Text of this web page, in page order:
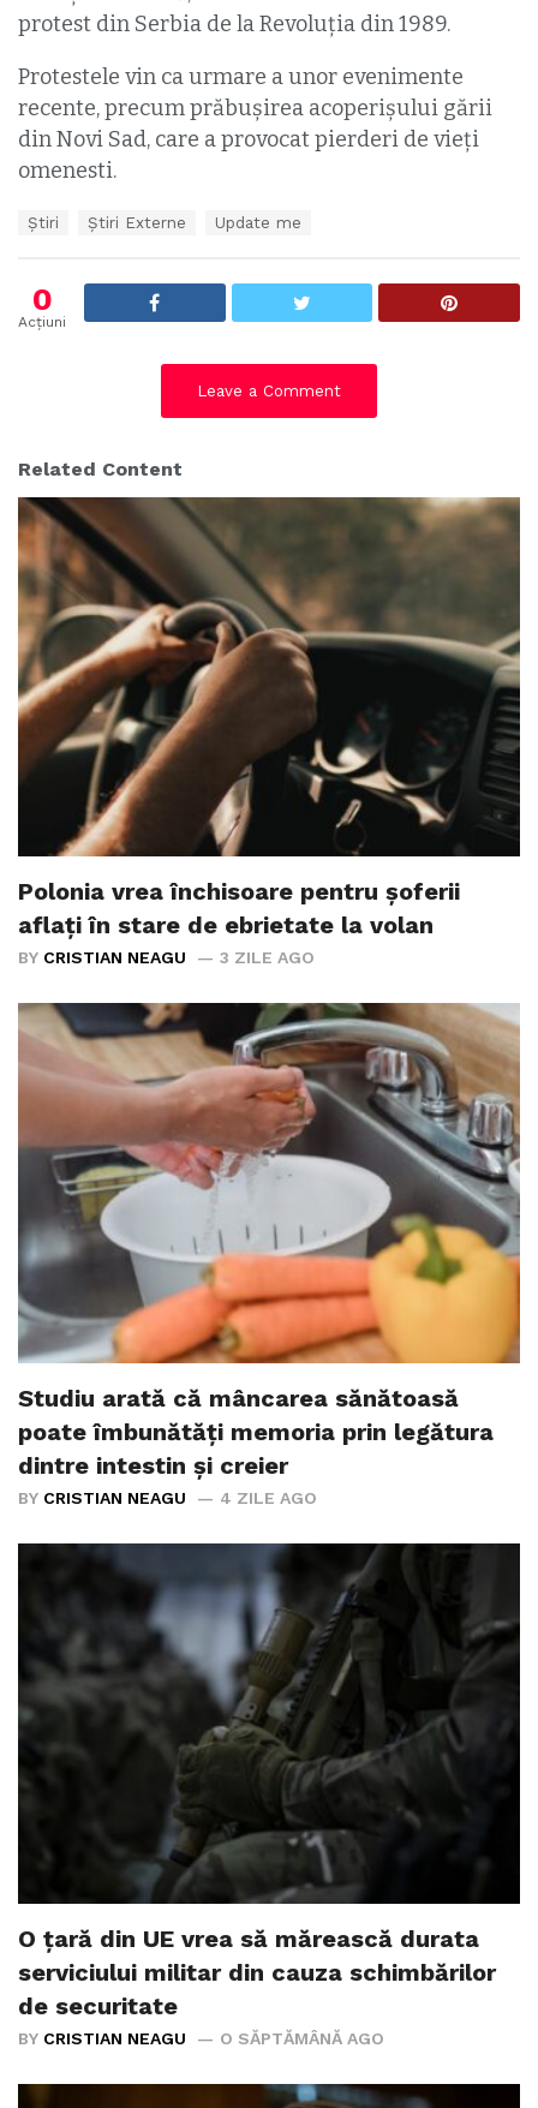
protest din Serbia de la Revoluția din 1989.
Protestele vin ca urmare a unor evenimente
recente, precum prăbușirea acoperișului gării
din Novi Sad, care a provocat pierderi de vieți
omenesti.
Ştiri Știri Externe Update me
0
Acțiuni
Leave a Comment
Related Content
Polonia vrea închisoare pentru șoferii
aflați în stare de ebrietate la volan
BY CRISTIAN NEAGU 3 ZILE AGO
Studiu arată că mâncarea sănătoasă
poate îmbunătăți memoria prin legătura
dintre intestin și creier
BY CRISTIAN NEAGU 4 ZILE AGO
O țară din UE vrea să mărească durata
serviciului militar din cauza schimbărilor
de securitate
BY CRISTIAN NEAGU O SĂPTĂMÂNĂ AGO